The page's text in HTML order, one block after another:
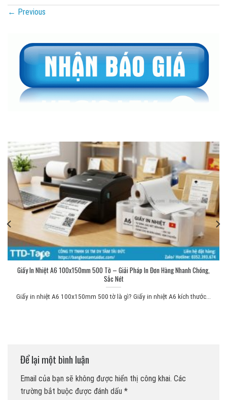
← Previous
Giấy In Nhiệt A6 100x150mm 500 Tờ – Giải Pháp In Đơn Hàng Nhanh Chóng,
Sắc Nét
Giấy in nhiệt A6 100x150mm 500 tờ là gì? Giấy in nhiệt A6 kích thước...
Để lại một bình luận
Email của bạn sẽ không được hiển thị công khai. Các
trường bắt buộc được đánh dấu *